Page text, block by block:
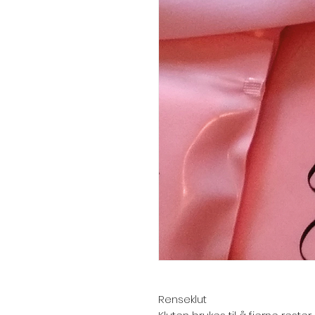
Renseklut